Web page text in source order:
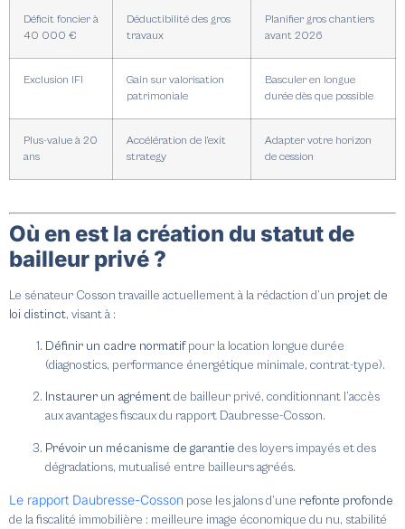
Déficit foncier à
40 000 €
Déductibilité des gros
travaux
Planifier gros chantiers
avant 2026
Exclusion IFI
Gain sur valorisation
patrimoniale
Basculer en longue
durée dès que possible
Plus-value à 20
ans
Accélération de l’exit
strategy
Adapter votre horizon
de cession
Où en est la création du statut de
bailleur privé ?
Le sénateur Cosson travaille actuellement à la rédaction d’un projet de
loi distinct, visant à :
Définir un cadre normatifpour la location longue durée
(diagnostics, performance énergétique minimale, contrat-type).
Instaurer un agrémentde bailleur privé, conditionnant l’accès
aux avantages fiscaux du rapport Daubresse-Cosson.
Prévoir un mécanisme de garantie des loyers impayés et des
dégradations, mutualisé entre bailleurs agréés.
Le rapport Daubresse-Cosson pose les jalons d’une refonte profonde
de la fiscalité immobilière : meilleure image économique du nu, stabilité